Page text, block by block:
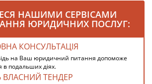
НАШИМИ СЕРВІСАМИ
ЮРИДИЧНИХ ПОСЛУГ:
КОНСУЛЬТАЦІЯ
на Ваш юридичний питання допоможе
в подальших діях.
ВЛАСНИЙ ТЕНДЕР